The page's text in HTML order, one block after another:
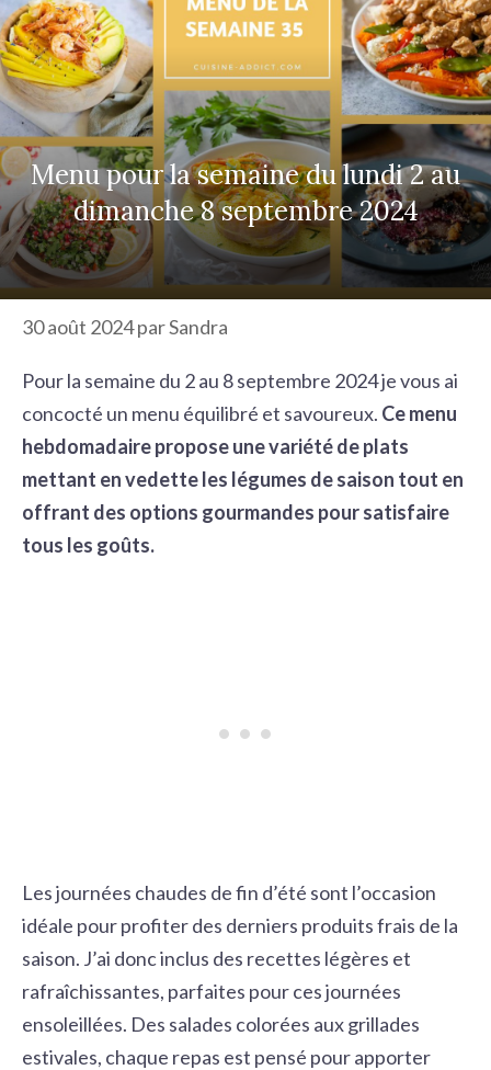
c
h
e
r
Menu pour la semaine du lundi 2 au
dimanche 8 septembre 2024
30 août 2024parSandra
Pour la semaine du 2 au 8 septembre 2024 je vous ai
concocté un menu équilibré et savoureux. Ce menu
hebdomadaire propose une variété de plats
mettant en vedette les légumes de saison tout en
offrant des options gourmandes pour satisfaire
tous les goûts.
Les journées chaudes de fin d’été sont l’occasion
idéale pour profiter des derniers produits frais de la
saison. J’ai donc inclus des recettes légères et
rafraîchissantes, parfaites pour ces journées
ensoleillées. Des salades colorées aux grillades
estivales, chaque repas est pensé pour apporter